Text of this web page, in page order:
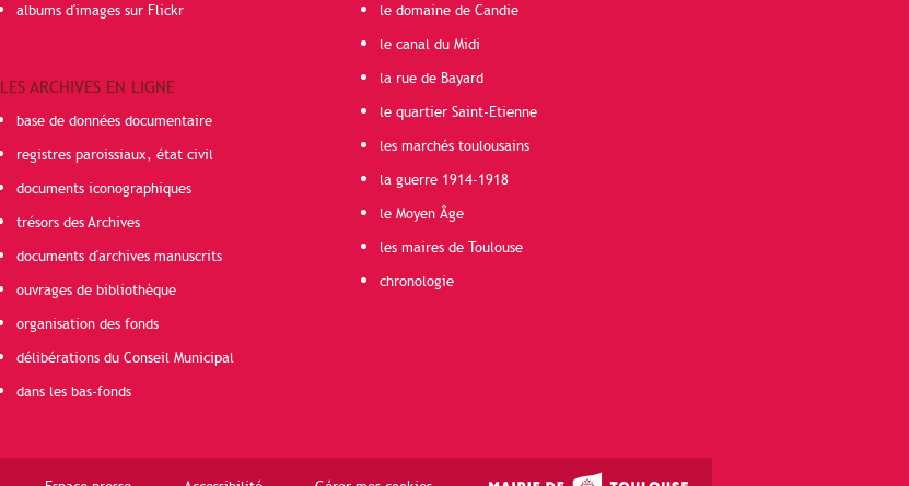
albums d'images sur Flickr
LES ARCHIVES EN LIGNE
base de données documentaire
registres paroissiaux, état civil
documents iconographiques
trésors des Archives
documents d'archives manuscrits
ouvrages de bibliothèque
organisation des fonds
délibérations du Conseil Municipal
dans les bas-fonds
le domaine de Candie
le canal du Midi
la rue de Bayard
le quartier Saint-Etienne
les marchés toulousains
la guerre 1914-1918
le Moyen Âge
les maires de Toulouse
chronologie